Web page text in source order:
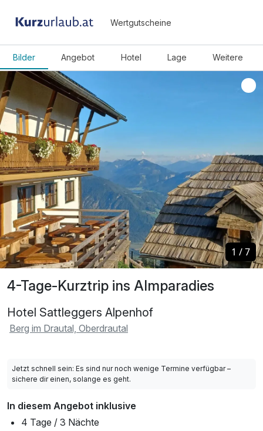
Wertgutscheine
Bilder Angebot Hotel Lage Weitere
4-Tage-Kurztrip ins Almparadies
Hotel Sattleggers Alpenhof
Berg im Drautal, Oberdrautal
1 /7
1 /7
Jetzt schnell sein: Es sind nur noch wenige Termine verfügbar –
sichere dir einen, solange es geht.
In diesem Angebot inklusive
4 Tage / 3 Nächte